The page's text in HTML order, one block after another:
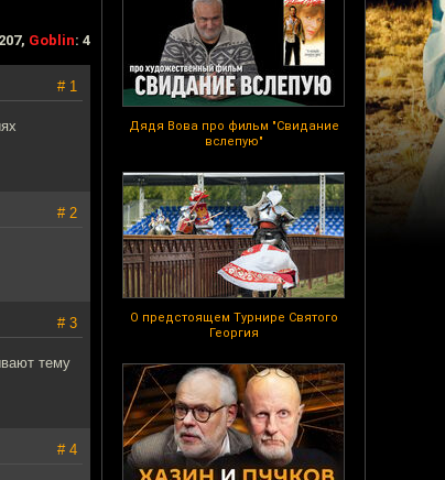
Дядя Вова про фильм "Свидание
вслепую"
О предстоящем Турнире Святого
Георгия
Goblin: 4
# 1
# 2
# 3
тему
# 4